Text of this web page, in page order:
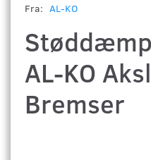
Fra: AL-KO
AL-KO
Bremser